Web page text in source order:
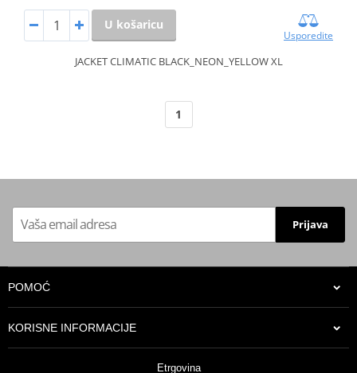
U košaricu
Usporedite
JACKET CLIMATIC BLACK_NEON_YELLOW XL
1
Prijava
POMOĆ
KORISNE INFORMACIJE
Etrgovina